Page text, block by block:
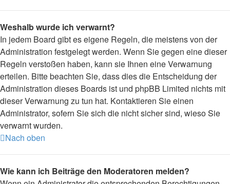
Weshalb wurde ich verwarnt?
In jedem Board gibt es eigene Regeln, die meistens von der
Administration festgelegt werden. Wenn Sie gegen eine dieser
Regeln verstoßen haben, kann sie Ihnen eine Verwarnung
erteilen. Bitte beachten Sie, dass dies die Entscheidung der
Administration dieses Boards ist und phpBB Limited nichts mit
dieser Verwarnung zu tun hat. Kontaktieren Sie einen
Administrator, sofern Sie sich die nicht sicher sind, wieso Sie
verwarnt wurden.
Nach oben
Wie kann ich Beiträge den Moderatoren melden?